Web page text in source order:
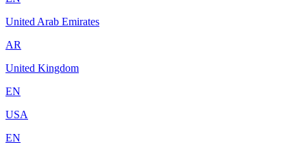
United Arab Emirates
AR
United Kingdom
EN
USA
EN